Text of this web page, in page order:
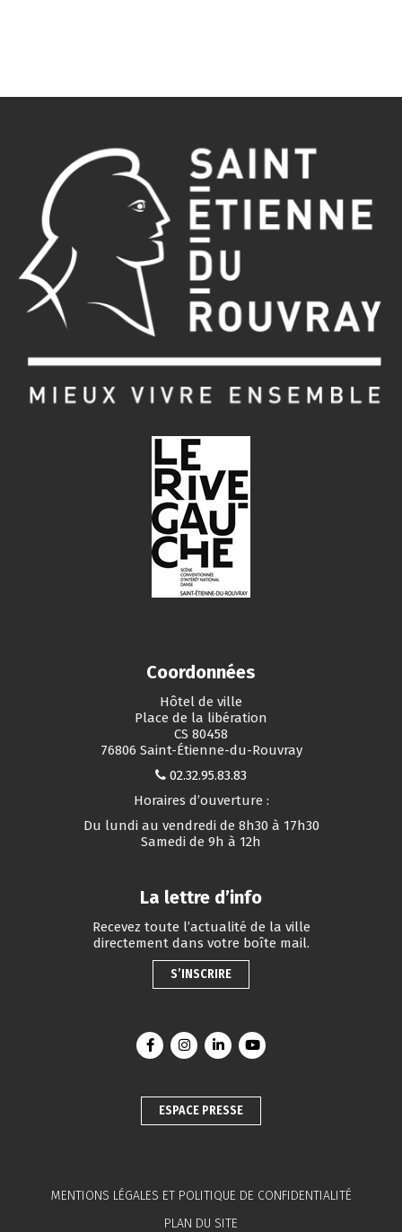
Coordonnées
Hôtel de ville
Place de la libération
CS 80458
76806 Saint-Étienne-du-Rouvray
02.32.95.83.83
Horaires d’ouverture :
Du lundi au vendredi de 8h30 à 17h30
Samedi de 9h à 12h
La lettre d’info
Recevez toute l’actualité de la ville
directement dans votre boîte mail.
S’INSCRIRE
Lien vers le compte Facebook
Lien vers le compte Instagram
Lien vers le compte Linkedin
Lien vers la chaîne
ESPACE PRESSE
MENTIONS LÉGALES ET POLITIQUE DE CONFIDENTIALITÉ
PLAN DU SITE